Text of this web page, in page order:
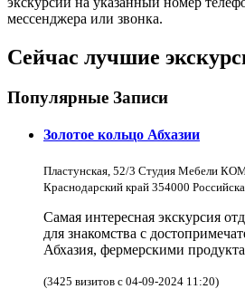
мессенджера или звонка.
Сейчас лучшие
Популярные Записи
Золотое кольцо Абхазии
Пластунская, 52/3 Студия Мебели
Краснодарский край 354000
Самая интересная экскурсия
для знакомства с
Абхазия, фермерскими
(3425 визитов с 04-09-2024 11:20)